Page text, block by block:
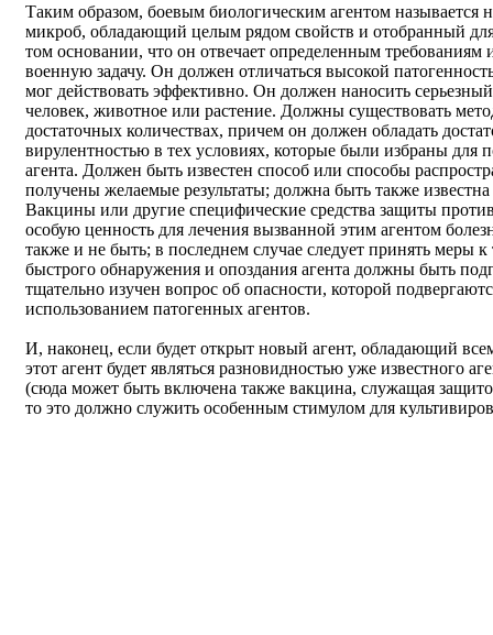
Таким образом, боевым биологическим агентом называется
микроб, обладающий целым рядом свойств и отобранный
том основании, что он отвечает определенным
военную задачу. Он должен отличаться высокой
мог действовать эффективно. Он должен наносить
человек, животное или растение. Должны существовать
достаточных количествах, причем он должен обладать
вирулентностью в тех условиях, которые были избраны для
агента. Должен быть известен способ или способы
получены желаемые результаты; должна быть также известна
Вакцины или другие специфические средства защиты
особую ценность для лечения вызванной этим агентом
также и не быть; в последнем случае следует принять меры
быстрого обнаружения и опоздания агента должны быть
тщательно изучен вопрос об опасности, которой
использованием патогенных агентов.
И, наконец, если будет открыт новый агент, обладающий
этот агент будет являться разновидностью уже известного
(сюда может быть включена также вакцина, служащая
то это должно служить особенным стимулом для